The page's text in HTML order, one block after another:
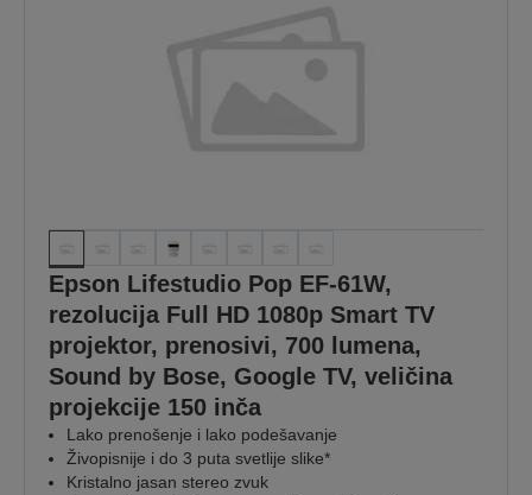
Epson Lifestudio Pop EF-61W,
rezolucija Full HD 1080p Smart TV
projektor, prenosivi, 700 lumena,
Sound by Bose, Google TV, veličina
projekcije 150 inča
Lako prenošenje i lako podešavanje
Živopisnije i do 3 puta svetlije slike*
Kristalno jasan stereo zvuk